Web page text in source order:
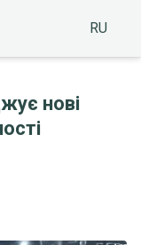
RU
нові